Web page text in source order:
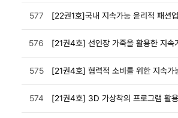
577
576
575
574